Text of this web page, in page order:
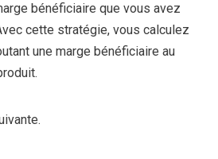
bénéficiaire que vous avez
cette stratégie, vous calculez
une marge bénéficiaire au